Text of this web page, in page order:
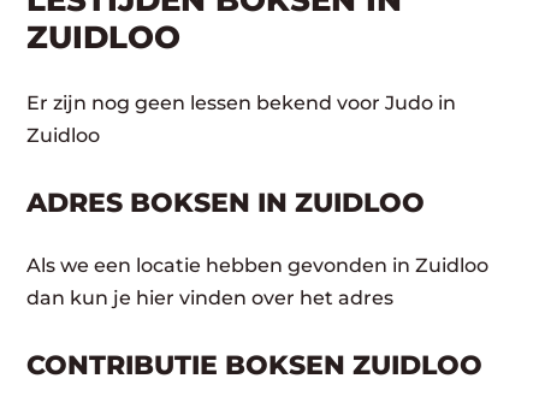
ZUIDLOO
Er zijn nog geen lessen bekend voor Judo in
Zuidloo
ADRES BOKSEN IN ZUIDLOO
Als we een locatie hebben gevonden in Zuidloo
dan kun je hier vinden over het adres
CONTRIBUTIE BOKSEN ZUIDLOO